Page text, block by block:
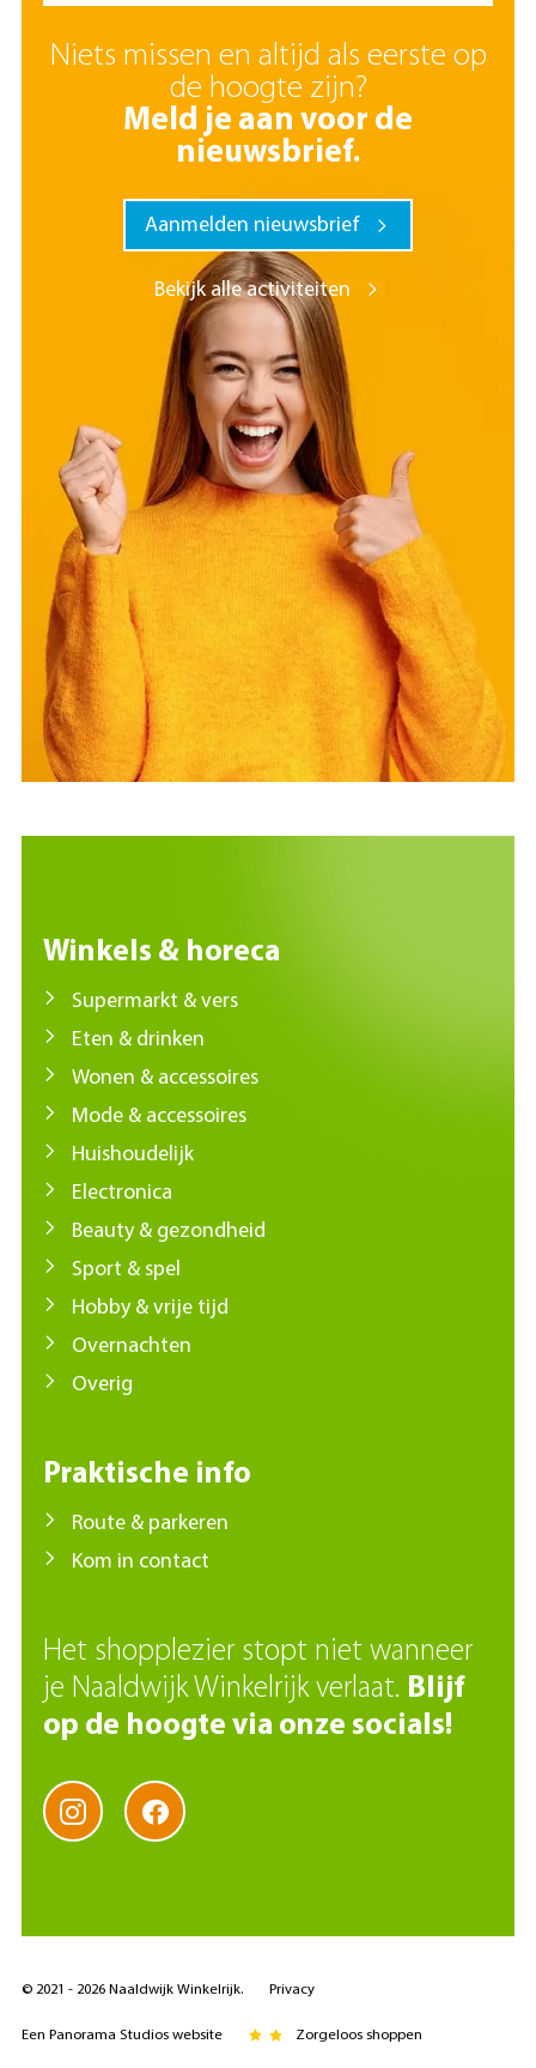
Niets missen en altijd als eerste op
de hoogte zijn?
Meld je aan voor de
nieuwsbrief.
Aanmelden nieuwsbrief
Bekijk alle activiteiten
Winkels & horeca
Supermarkt & vers
Eten & drinken
Wonen & accessoires
Mode & accessoires
Huishoudelijk
Electronica
Beauty & gezondheid
Sport & spel
Hobby & vrije tijd
Overnachten
Overig
Praktische info
Route & parkeren
Kom in contact
Het shopplezier stopt niet wanneer
je Naaldwijk Winkelrijk verlaat. Blijf
op de hoogte via onze socials!
© 2021 - 2026 Naaldwijk Winkelrijk. Privacy
Een Panorama Studios website Zorgeloos shoppen